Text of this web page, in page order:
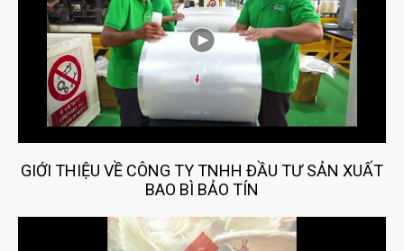
GIỚI THIỆU VỀ CÔNG TY TNHH ĐẦU TƯ SẢN XUẤT
BAO BÌ BẢO TÍN